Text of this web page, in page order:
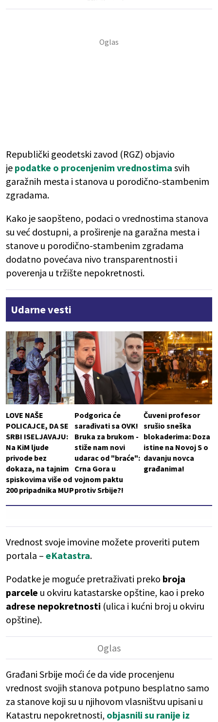
Republički geodetski zavod (RGZ) objavio
je podatke o procenjenim vrednostima svih
garažnih mesta i stanova u porodično-stambenim
zgradama.
Kako je saopšteno, podaci o vrednostima stanova
su već dostupni, a proširenje na garažna mesta i
stanove u porodično-stambenim zgradama
dodatno povećava nivo transparentnosti i
poverenja u tržište nepokretnosti.
Udarne vesti
LOVE NAŠE
POLICAJCE, DA SE
SRBI ISELJAVAJU:
Na KiM ljude
privode bez
dokaza, na tajnim
spiskovima više od
200 pripadnika MUP
Podgorica će
sarađivati sa OVK!
Bruka za brukom -
stiže nam novi
udarac od "braće":
Crna Gora u
vojnom paktu
protiv Srbije?!
Čuveni profesor
srušio sneška
blokaderima: Doza
istine na Novoj S o
davanju novca
građanima!
Vrednost svoje imovine možete proveriti putem
portala – eKatastra.
Podatke je moguće pretraživati preko broja
parcele u okviru katastarske opštine, kao i preko
adrese nepokretnosti (ulica i kućni broj u okviru
opštine).
Građani Srbije moći će da vide procenjenu
vrednost svojih stanova potpuno besplatno samo
za stanove koji su u njihovom vlasništvu upisani u
Katastru nepokretnosti, objasnili su ranije iz